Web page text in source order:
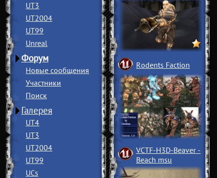
UT3
UT2004
UT99
Unreal
Форум
Новые сообщения
Участники
Поиск
Галерея
UT4
UT3
UT2004
UT99
UCs
Rodents Faction
VCTF-H3D-Beaver ­
Beach msu